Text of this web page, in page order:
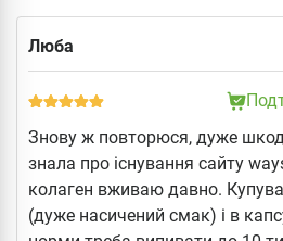
Люба
Знову ж повторюся, дуже
знала про існування сайту
колаген вживаю давно.
(дуже насичений смак) і в